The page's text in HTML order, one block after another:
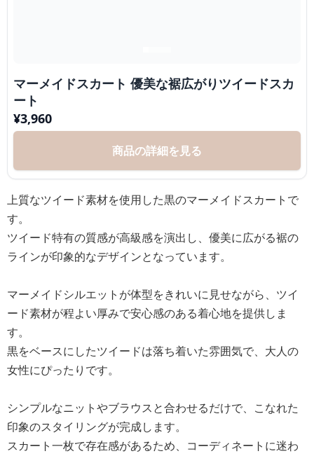
マーメイドスカート 優美な裾広がりツイードスカ
ート
¥3,960
商品の詳細を見る
上質なツイード素材を使用した黒のマーメイドスカートで
す。
ツイード特有の質感が高級感を演出し、優美に広がる裾の
ラインが印象的なデザインとなっています。
マーメイドシルエットが体型をきれいに見せながら、ツイ
ード素材が程よい厚みで安心感のある着心地を提供しま
す。
黒をベースにしたツイードは落ち着いた雰囲気で、大人の
女性にぴったりです。
シンプルなニットやブラウスと合わせるだけで、こなれた
印象のスタイリングが完成します。
スカート一枚で存在感があるため、コーディネートに迷わ